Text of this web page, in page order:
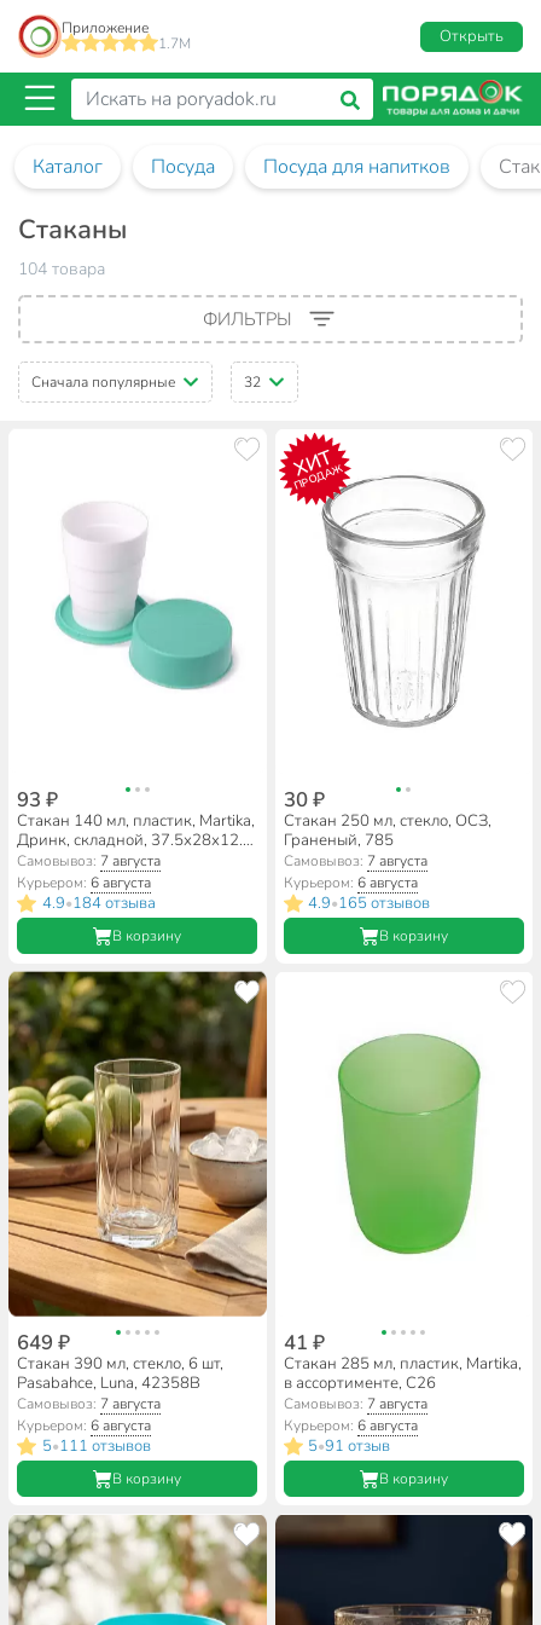
Приложение
1.7M
Открыть
Каталог Посуда Посуда для напитков
Стаканы
104 товара
ФИЛЬТРЫ
Сначала популярные 32
93 ₽
Стакан 140 мл, пластик, Martika,
Дринк, складной, 37.5х28х12.4
см, в ассортименте, С64
Самовывоз: 7 августа
Курьером:6 августа
4.9•184 отзыва
В корзину
ХИТ
ПРОДАЖ
30 ₽
Стакан 250 мл, стекло, ОСЗ,
Граненый, 785
Самовывоз: 7 августа
Курьером: 6 августа
4.9•165 отзывов
В корзину
649 ₽
Стакан 390 мл, стекло, 6 шт,
Pasabahce, Luna, 42358B
Самовывоз: 7 августа
Курьером:6 августа
5•111 отзывов
В корзину
41 ₽
Стакан 285 мл, пластик, Martika,
в ассортименте, С26
Самовывоз: 7 августа
Курьером: 6 августа
5•91 отзыв
В корзину